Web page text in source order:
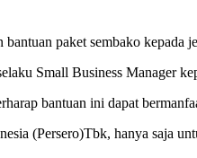
paket sembako kepada
Small Business Manager
bantuan ini dapat
(Persero)Tbk, hanya saja